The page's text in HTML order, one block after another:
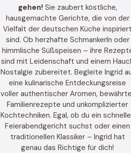
gehen! Sie zaubert köstliche,
hausgemachte Gerichte, die von der
Vielfalt der deutschen Küche inspiriert
sind. Ob herzhafte Schmankerln oder
himmlische Süßspeisen – ihre
sind mit Leidenschaft und einem
Nostalgie zubereitet. Begleite Ingrid
eine kulinarische Entdeckungsreise
voller authentischer Aromen,
Familienrezepte und unkomplizierter
Kochtechniken. Egal, ob du ein
Feierabendgericht suchst oder einen
traditionellen Klassiker – Ingrid hat
genau das Richtige für dich!